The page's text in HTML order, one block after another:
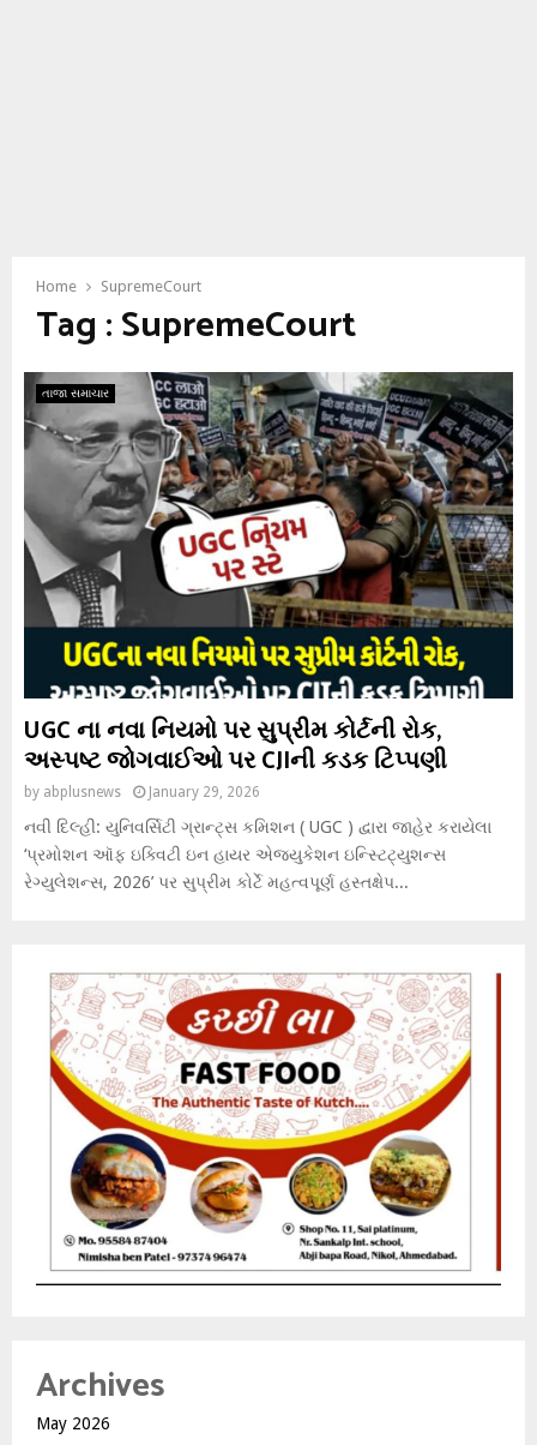
Home SupremeCourt
Tag : SupremeCourt
તાજા સમાચાર
UGC ના નવા નિયમો પર સુપ્રીમ કોર્ટની રોક,
અસ્પષ્ટ જોગવાઈઓ પર CJIની કડક ટિપ્પણી
by abplusnews January 29, 2026
નવી દિલ્હી: યુનિવર્સિટી ગ્રાન્ટ્સ કમિશન ( UGC ) દ્વારા જાહેર કરાયેલા
‘પ્રમોશન ઑફ ઇક્વિટી ઇન હાયર એજ્યુકેશન ઇન્સ્ટિટ્યુશન્સ
રેગ્યુલેશન્સ, 2026’ પર સુપ્રીમ કોર્ટે મહત્વપૂર્ણ હસ્તક્ષેપ...
Archives
May 2026